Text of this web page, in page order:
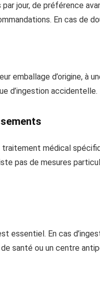
jour, de préférence
En cas de
emballage d’origine, à
d’ingestion accidentelle.
médical
pas de mesures
essentiel. En cas
santé ou un centre